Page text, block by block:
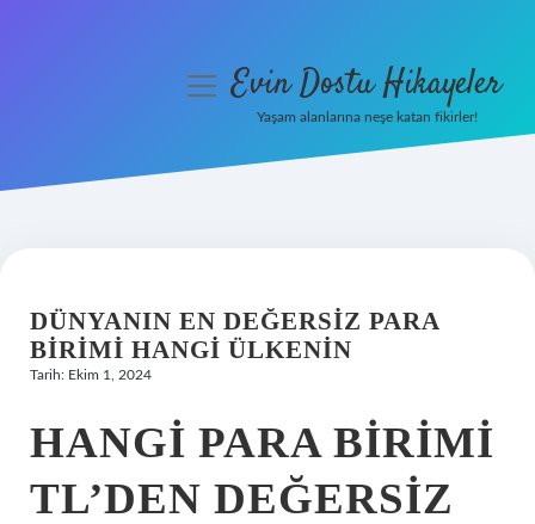
Hakkımızda
menüyüEvin Dostu Hikayeler
Yaşam alanlarına neşe katan fikirler!
DÜNYANIN EN DEĞERSIZ PARA
BIRIMI HANGI ÜLKENIN
Tarih: Ekim 1, 2024
HANGI PARA BIRIMI
TL’DEN DEĞERSIZ